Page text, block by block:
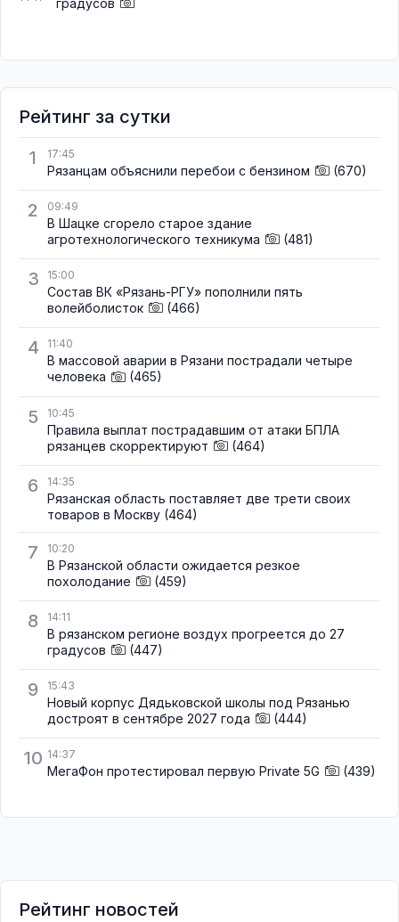
Рейтинг за сутки
1
17:45
Рязанцам объяснили перебои с бензином (670)
2 09:49
В Шацке сгорело старое здание
агротехнологического техникума
(481)
3 15:00
Состав ВК «Рязань-РГУ» пополнили пять
волейболисток
(466)
4 11:40
В массовой аварии в Рязани пострадали четыре
человека
(465)
5 10:45
Правила выплат пострадавшим от атаки БПЛА
рязанцев скорректируют
(464)
6 14:35
Рязанская область поставляет две трети своих
товаров в Москву (464)
7 10:20
В Рязанской области ожидается резкое
похолодание
(459)
8 14:11
В рязанском регионе воздух прогреется до 27
градусов
(447)
9 15:43
Новый корпус Дядьковской школы под Рязанью
достроят в сентябре 2027 года
(444)
10 14:37
МегаФон протестировал первую Private 5G (439)
Рейтинг новостей